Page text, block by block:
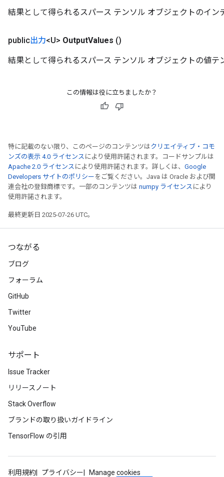
結果として得られるスパース テンソル オブジェクトのイン
public出力<U> OutputValues ()
結果として得られるスパース テンソル オブジェクトの値テ
この情報は役に立ちましたか？
特に記載のない限り、このページのコンテンツはクリエイティブ・コモ
ンズの表示 4.0 ライセンス により使用許諾されます。コードサンプルは
Apache 2.0 ライセンス により使用許諾されます。詳しくは、 Google
Developers サイトのポリシー をご覧ください。Java は Oracle および関
連会社の登録商標です。一部のコンテンツは numpy ライセンス により
使用許諾されます。
最終更新日 2025-07-26 UTC。
つながる
ブログ
フォーラム
GitHub
Twitter
YouTube
サポート
Issue Tracker
リリースノート
Stack Overflow
ブランドの取り扱いガイドライン
TensorFlow の引用
利用規約 プライバシー
Manage cookies